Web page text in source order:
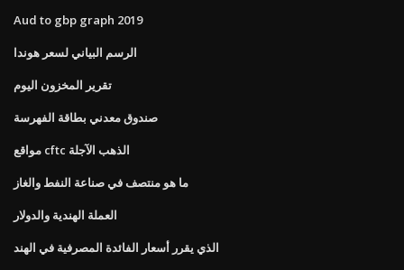
Aud to gbp graph 2019
الرسم البياني لسعر هوندا
تقرير المخزون اليوم
صندوق معدني بطاقة الفهرسة
مواقع cftc الذهب الآجلة
ما هو منتصف في صناعة النفط والغاز
العملة الهندية والدولار
الذي يقرر أسعار الفائدة المصرفية في الهند